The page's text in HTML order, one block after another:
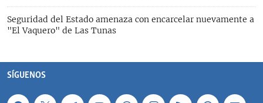
Seguridad del Estado amenaza con encarcelar nuevamente a
"El Vaquero" de Las Tunas
SÍGUENOS